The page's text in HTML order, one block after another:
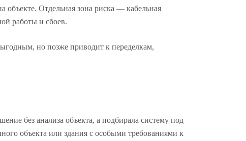
объекте. Отдельная зона риска — кабельная
работы и сбоев.
но позже приводит к переделкам,
без анализа объекта, а подбирала систему под
объекта или здания с особыми требованиями к